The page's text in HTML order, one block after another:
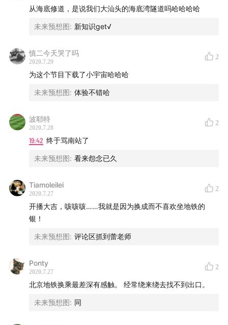
从海底修道，是说我们大汕头的海底湾隧道吗哈哈哈哈
未来预想图: 新知识get√
慎二今天哭了吗
2020.7.29
2
为这个节目下载了小宇宙哈哈哈
未来预想图: 体验不错哈
波耶特
2020.7.28
2
19:42 终于骂南站了
未来预想图: 看来怨念已久
Tiamoleilei
2020.7.27
2
开播大吉，咳咳咳……我就是因为换成而不喜欢坐地铁的
银！
未来预想图: 评论区抓到蕾老师
Ponty
2020.7.27
2
北京地铁换乘最差深有感触。 经常绕来绕去找不到出口。
未来预想图: 同